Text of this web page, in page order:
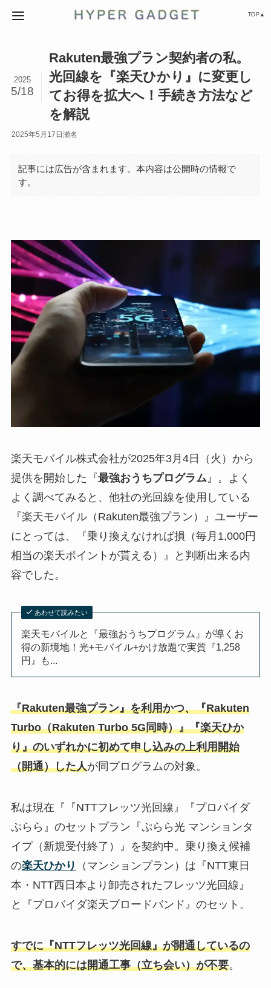
TOP▲
Rakuten最強プラン契約者の私。
光回線を『楽天ひかり』に変更し
てお得を拡大へ！手続き方法など
を解説
2025
5/18
2025年5月17日 瀬名
記事には広告が含まれます。本内容は公開時の情報で
す。
楽天モバイル株式会社が2025年3月4日（火）から
提供を開始した『最強おうちプログラム 』。よく
よく調べてみると、他社の光回線を使用している
『楽天モバイル（Rakuten最強プラン）』ユーザー
にとっては、『乗り換えなければ損（毎月1,000円
相当の楽天ポイントが貰える）』と判断出来る内
容でした。
あわせて読みたい
楽天モバイルと『最強おうちプログラム』が導くお
得の新境地！光+モバイル+かけ放題で実質『1,258
円』も...
『Rakuten最強プラン』を利用かつ、『Rakuten
Turbo（Rakuten Turbo 5G同時）』『楽天ひか
り』のいずれかに初めて申し込みの上利用開始
（開通）した人が同プログラムの対象。
私は現在『『NTTフレッツ光回線』『プロバイダ
ぷらら』のセットプラン『ぷらら光 マンションタ
イプ（新規受付終了）』を契約中。乗り換え候補
の楽天ひかり
（マンションプラン）は『NTT東日
本・NTT西日本より卸売されたフレッツ光回線』
と『プロバイダ楽天ブロードバンド』のセット。
すでに『NTTフレッツ光回線』が開通しているの
で、基本的には開通工事（立ち会い）が不要。